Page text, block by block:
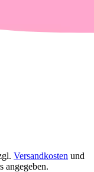
Versandkosten und
angegeben.